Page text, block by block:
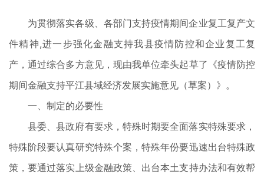
为贯彻落实各级、各部门支持疫情期间企业复工复产文
件精神,进一步强化金融支持我县疫情防控和企业复工复
产，通过综合多方意见，现由我单位牵头起草了《疫情防控
期间金融支持平江县域经济发展实施意见（草案）》。
一、制定的必要性
县委、县政府有要求，特殊时期要全面落实特殊要求，
特殊阶段要认真研究特殊个案，特殊年份要迅速出台特殊政
策，要通过落实上级金融政策、出台本土支持办法和有效帮